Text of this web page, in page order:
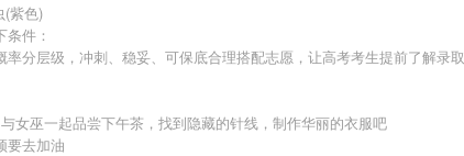
(紫色)
件：
分层级，冲刺、稳妥、可保底合理搭配志愿，让高考考生提前了解录取
女巫一起品尝下午茶，找到隐藏的针线，制作华丽的衣服吧
要去加油